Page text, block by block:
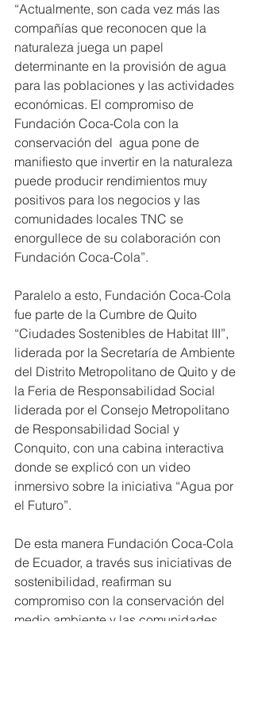
“Actualmente, son cada vez más las
compañías que reconocen que la
naturaleza juega un papel
determinante en la provisión de agua
para las poblaciones y las actividades
económicas. El compromiso de
Fundación Coca-Cola con la
conservación del  agua pone de
manifiesto que invertir en la naturaleza
puede producir rendimientos muy
positivos para los negocios y las
comunidades locales TNC se
enorgullece de su colaboración con
Fundación Coca-Cola”.
Paralelo a esto, Fundación Coca-Cola
fue parte de la Cumbre de Quito
“Ciudades Sostenibles de Habitat III”,
liderada por la Secretaría de Ambiente
del Distrito Metropolitano de Quito y de
la Feria de Responsabilidad Social
liderada por el Consejo Metropolitano
de Responsabilidad Social y
Conquito, con una cabina interactiva
donde se explicó con un video
inmersivo sobre la iniciativa “Agua por
el Futuro”.
De esta manera Fundación Coca-Cola
de Ecuador, a través sus iniciativas de
sostenibilidad, reafirman su
compromiso con la conservación del
medio ambiente y las comunidades